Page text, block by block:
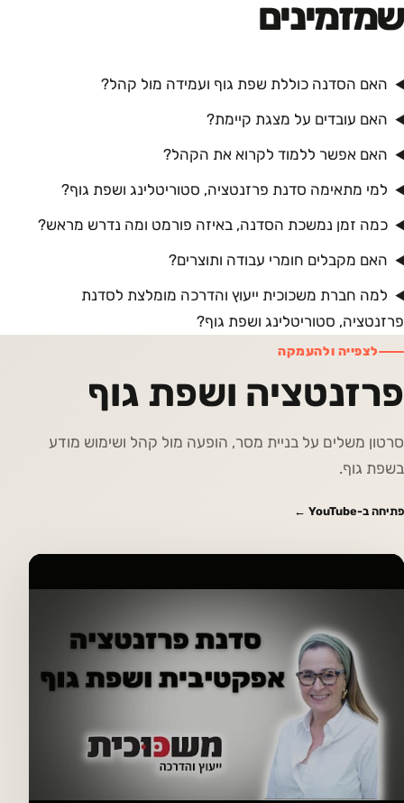
שמזמינים
האם הסדנה כוללת שפת גוף ועמידה מול קהל?
האם עובדים על מצגת קיימת?
האם אפשר ללמוד לקרוא את הקהל?
למי מתאימה סדנת פרזנטציה, סטוריטלינג ושפת גוף?
כמה זמן נמשכת הסדנה, באיזה פורמט ומה נדרש מראש?
האם מקבלים חומרי עבודה ותוצרים?
למה חברת משכוכית ייעוץ והדרכה מומלצת לסדנת
פרזנטציה, סטוריטלינג ושפת גוף?
לצפייה ולהעמקה
פרזנטציה ושפת גוף
סרטון משלים על בניית מסר, הופעה מול קהל ושימוש מודע
בשפת גוף.
פתיחה ב-YouTube ←